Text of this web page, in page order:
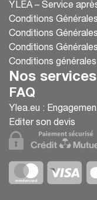
YLEA – Service
Conditions
Conditions
Conditions
Conditions
Nos services
FAQ
Ylea.eu :
Editer son devis